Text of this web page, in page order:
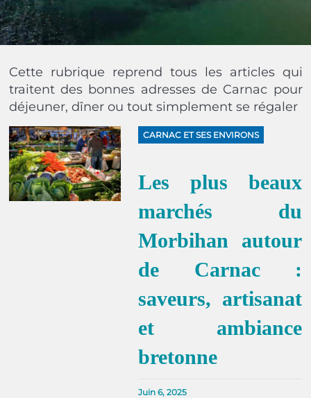
Cette rubrique reprend tous les articles qui
traitent des bonnes adresses de Carnac pour
déjeuner, dîner ou tout simplement se régaler
CARNAC ET SES ENVIRONS
Les plus beaux
marchés du
Morbihan autour
de Carnac :
saveurs, artisanat
et ambiance
bretonne
Juin 6, 2025